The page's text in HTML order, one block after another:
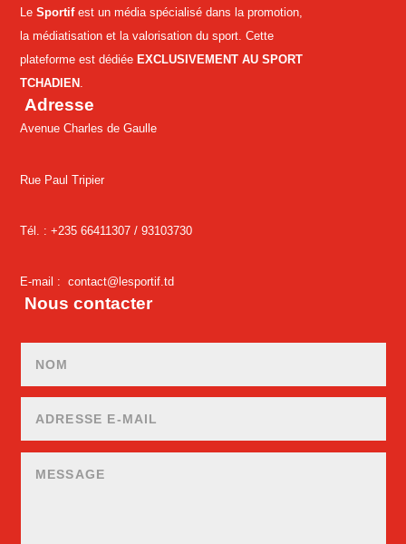
LeSportifest un média spécialisé dans la promotion,
la médiatisation et la valorisation du sport. Cette
plateforme est dédiée EXCLUSIVEMENT AU SPORT
TCHADIEN .
Adresse
Avenue Charles de Gaulle
Rue Paul Tripier
Tél. : +235 66411307 /93103730
E-mail :contact@lesportif.td
Nous contacter